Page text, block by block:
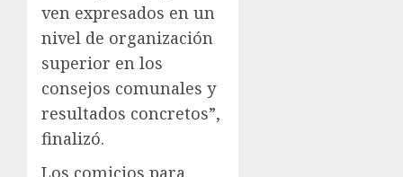
ven expresados en un
nivel de organización
superior en los
consejos comunales y
resultados concretos”,
finalizó.
Los comicios para